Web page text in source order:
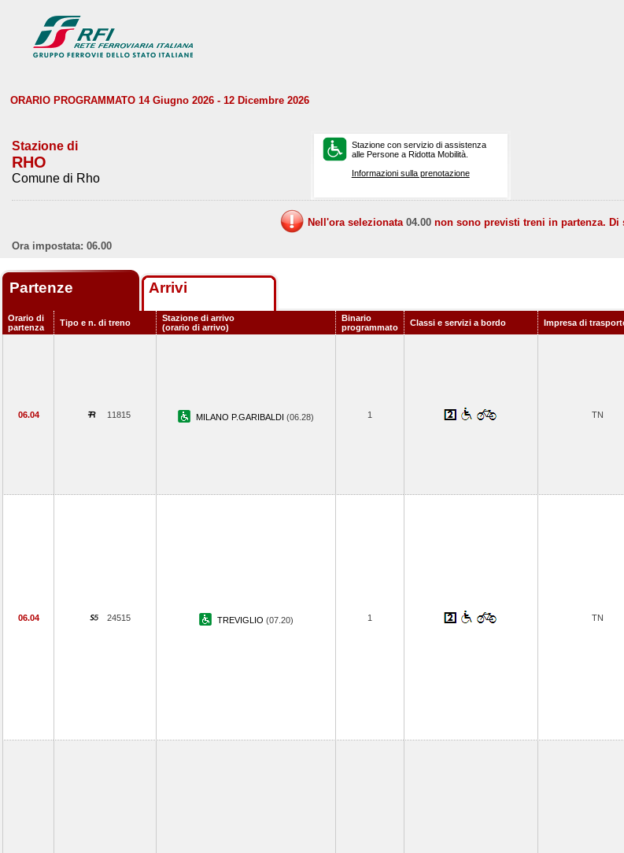
ORARIO PROGRAMMATO 14 Giugno 2026 - 12 Dicembre 2026
Stazione di
RHO
Comune di Rho
Stazione con servizio di assistenza
alle Persone a Ridotta Mobilità.
Informazioni sulla prenotazione
Nell'ora selezionata 04.00 non sono previsti treni in partenza.
Ora impostata: 06.00
Partenze Arrivi
Orario di
partenza
Tipo e n. di treno
Stazione di arrivo
(orario di arrivo)
Binario
programmato
Classi e servizi a bordo Impresa di
06.04 11815 MILANO P.GARIBALDI (06.28) 1 TN
06.04 24515 TREVIGLIO (07.20) 1 TN